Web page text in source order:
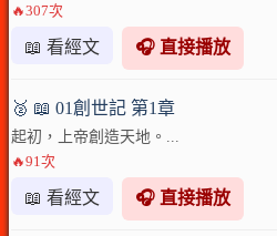
🔥307次
📖 看經文 🎧 直接播放
🥈 📖 01創世記 第1章
起初，上帝創造天地。...
🔥91次
📖 看經文 🎧 直接播放